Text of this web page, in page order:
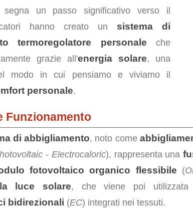
segna un passo significativo verso il
hanno creato un sistema di
termoregolatore personale che
grazie all'energia solare, una
modo in cui pensiamo e viviamo il
personale.
Funzionamento
di abbigliamento, noto come
- Electrocaloric), rappresenta una
fotovoltaico organico flessibile (
luce solare, che viene poi
bidirezionali (EC) integrati nei tessuti.